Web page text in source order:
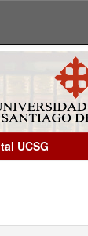
UCSG